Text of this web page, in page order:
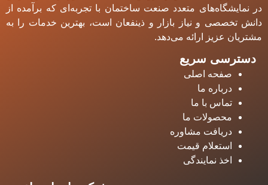
در نمایشگاه‌های متعدد صنعت ساختمان با تجربه‌ای که برآمده از
دانش تخصصی و نیاز بازار و ذینفعان است، بهترین‎ خدمات را به
مشتریان عزیز ارائه می‌دهد.
دسترسی سریع
صفحه اصلی
درباره ما
تماس با ما
محصولات ما
دریافت مشاوره
استعلام قیمت
اخذ نمایندگی